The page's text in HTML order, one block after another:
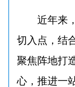
近年来
切入点，结
聚焦阵地打
心，推进一